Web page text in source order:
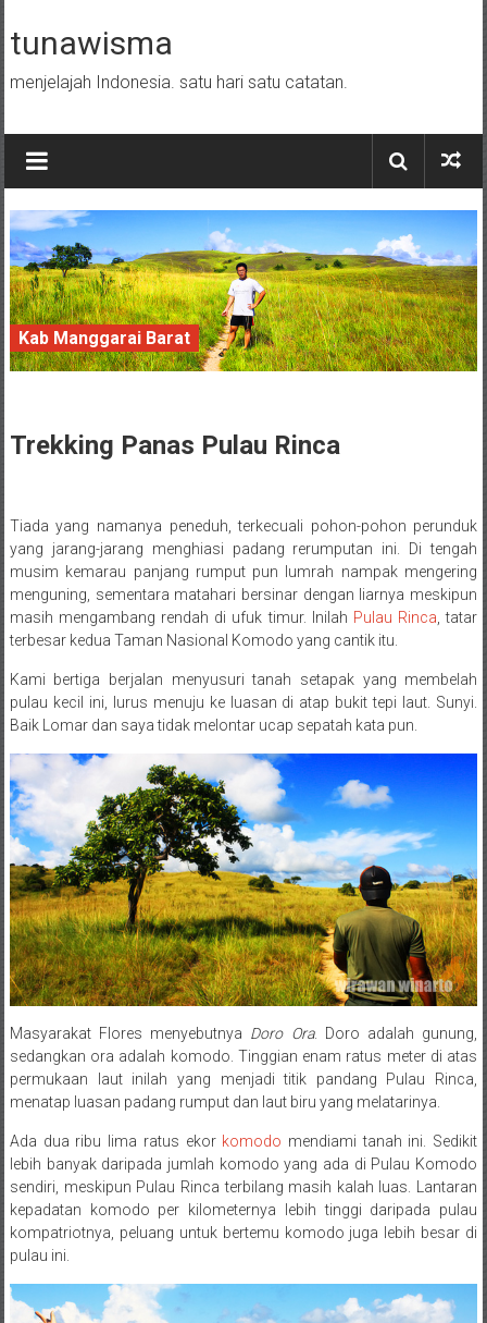
tunawisma
menjelajah Indonesia. satu hari satu catatan.
Kab Manggarai Barat
Trekking Panas Pulau Rinca
Posted By: wirawan
Tiada yang namanya peneduh, terkecuali pohon-pohon perunduk
yang jarang-jarang menghiasi padang rerumputan ini. Di tengah
musim kemarau panjang rumput pun lumrah nampak mengering
menguning, sementara matahari bersinar dengan liarnya meskipun
masih mengambang rendah di ufuk timur. Inilah Pulau Rinca , tatar
terbesar kedua Taman Nasional Komodo yang cantik itu.
Kami bertiga berjalan menyusuri tanah setapak yang membelah
pulau kecil ini, lurus menuju ke luasan di atap bukit tepi laut. Sunyi.
Baik Lomar dan saya tidak melontar ucap sepatah kata pun.
Masyarakat Flores menyebutnya Doro Ora. Doro adalah gunung,
sedangkan ora adalah komodo. Tinggian enam ratus meter di atas
permukaan laut inilah yang menjadi titik pandang Pulau Rinca,
menatap luasan padang rumput dan laut biru yang melatarinya.
Ada dua ribu lima ratus ekor komodo mendiami tanah ini. Sedikit
lebih banyak daripada jumlah komodo yang ada di Pulau Komodo
sendiri, meskipun Pulau Rinca terbilang masih kalah luas. Lantaran
kepadatan komodo per kilometernya lebih tinggi daripada pulau
kompatriotnya, peluang untuk bertemu komodo juga lebih besar di
pulau ini.